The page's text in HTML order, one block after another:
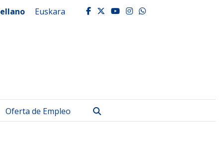
Euskara facebook
twitter
youtube
instagram
whatsapp
Oferta de Empleo